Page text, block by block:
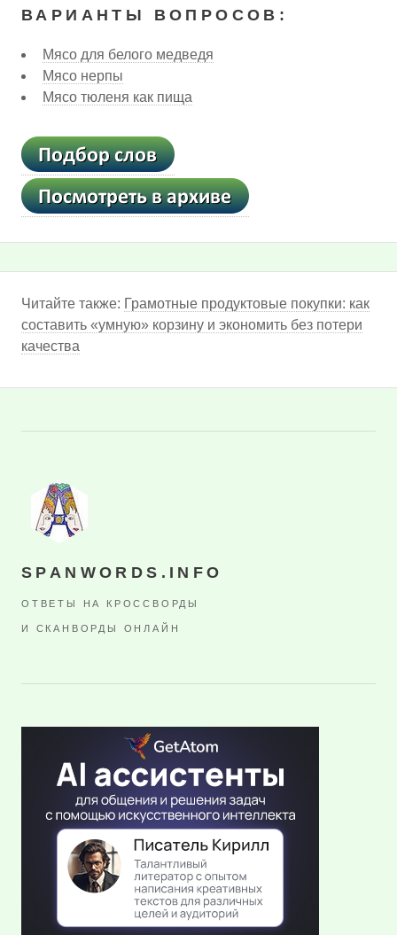
ВАРИАНТЫ ВОПРОСОВ:
Мясо для белого медведя
Мясо нерпы
Мясо тюленя как пища
Читайте также: Грамотные продуктовые покупки: как
составить «умную» корзину и экономить без потери
качества
SPANWORDS.INFO
ОТВЕТЫ НА КРОССВОРДЫ
И СКАНВОРДЫ ОНЛАЙН